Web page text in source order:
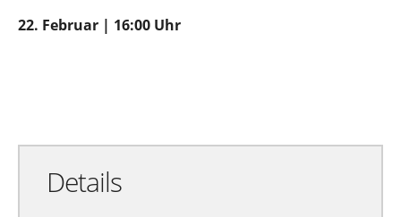
22. Februar | 16:00 Uhr
Details